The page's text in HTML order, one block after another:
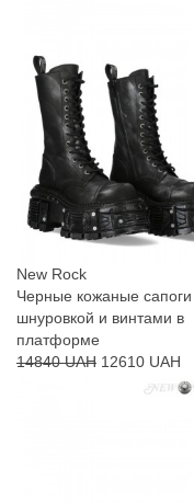
New Rock
Черные кожаные сапоги
шнуровкой и винтами в
платформе
14840 UAH 12610 UAH